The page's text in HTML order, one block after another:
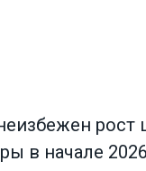
рост
в начале